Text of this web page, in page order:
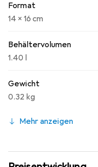
Format
14 x 16 cm
Behältervolumen
1.40 l
Gewicht
0.32 kg
Mehr anzeigen